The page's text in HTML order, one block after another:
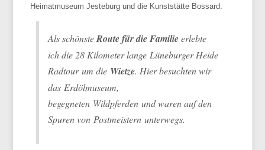
HeimatmuseumJesteburg und die Kunststätte Bossard.
Als schönsteRoute für die Familieerlebte
ich die 28 Kilometer lange Lüneburger Heide
Radtour um die Wietze. Hier besuchten wir
das Erdölmuseum,
begegneten Wildpferden und waren auf den
Spuren von Postmeistern unterwegs.